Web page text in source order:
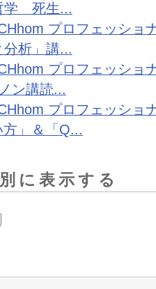
学 死生...
プロフェッショ
分析」講...
プロフェッショ
ン講読...
プロフェッショ
方」＆「Q...
に表示する